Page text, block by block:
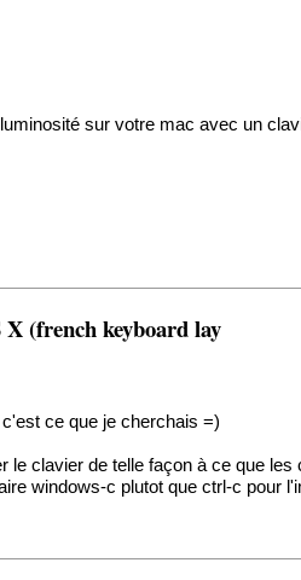
sur votre mac avec un
(french keyboard lay
ce que je cherchais =)
clavier de telle façon à ce que
windows-c plutot que ctrl-c pour